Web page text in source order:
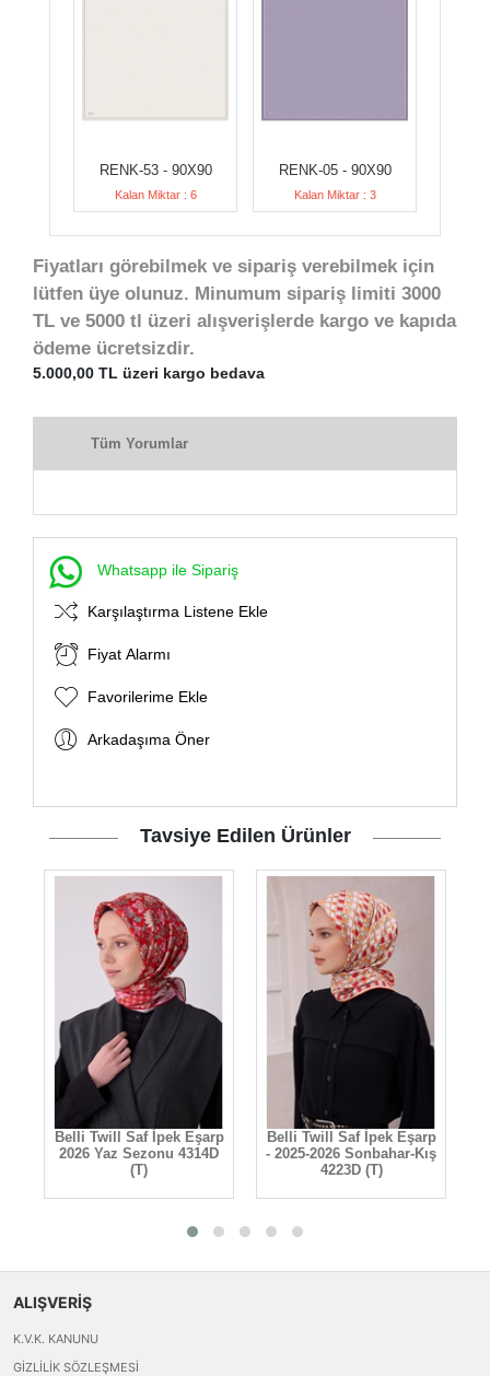
RENK-53 - 90X90
Kalan Miktar : 6
RENK-05 - 90X90
Kalan Miktar : 3
Fiyatları görebilmek ve sipariş verebilmek için
lütfen üye olunuz. Minumum sipariş limiti 3000
TL ve 5000 tl üzeri alışverişlerde kargo ve kapıda
ödeme ücretsizdir.
5.000,00 TL üzeri kargo bedava
Tüm Yorumlar
Whatsapp ile Sipariş
Karşılaştırma Listene Ekle
Fiyat Alarmı
Favorilerime Ekle
Arkadaşıma Öner
Tavsiye Edilen Ürünler
Belli Twill Saf İpek Eşarp
2026 Yaz Sezonu 4314D
(T)
Belli Twill Saf İpek Eşarp
- 2025-2026 Sonbahar-Kış
4223D (T)
ALIŞVERİŞ
K.V.K. KANUNU
GIZLILIK SÖZLEŞMESI